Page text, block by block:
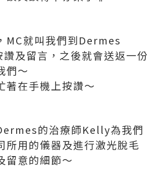
MC就叫我們到Dermes
及留言，之後就會送返一份
們～
著在手機上按讚～
的治療師Kelly為我們
所用的儀器及進行激光脫毛
留意的細節～